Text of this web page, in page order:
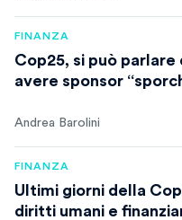
FINANZA
Cop25, si può parlare
avere sponsor
Andrea Barolini
FINANZA
Ultimi giorni della
diritti umani e